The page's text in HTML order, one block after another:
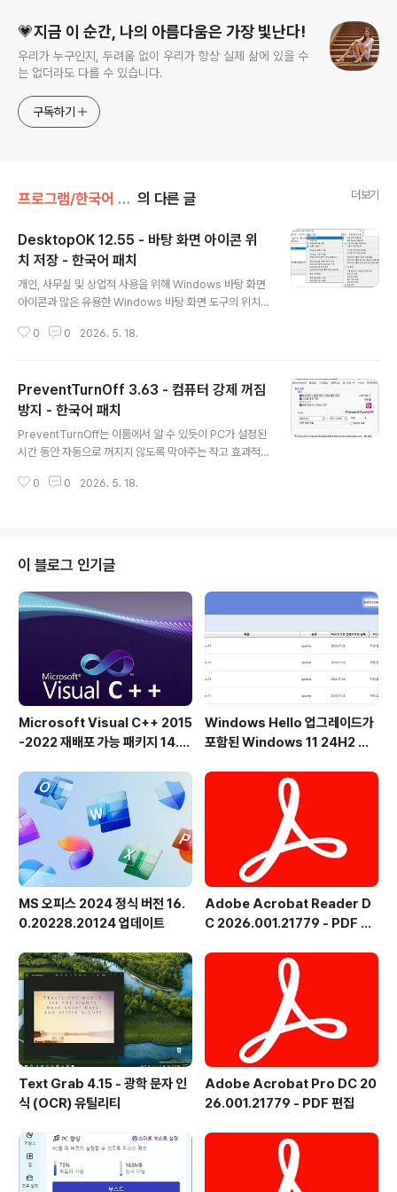
💗지금 이 순간, 나의 아름다움은 가장 빛난다!
우리가 누구인지, 두려움 없이 우리가 항상 실제 삶에 있을 수
는 없더라도 다를 수 있습니다.
구독하기
프로그램/한국어 패치 의 다른 글 더보기
DesktopOK 12.55 - 바탕 화면 아이콘 위
치 저장 - 한국어 패치
개인, 사무실 및 상업적 사용을 위해 Windows 바탕 화면
아이콘과 많은 유용한 Windows 바탕 화면 도구의 위치
자주 변경해야 하는 사용자에게 작지만 효과적인 솔루션입
ws 사용자에게도 좋습니다. 이름은 Desktop O.K입니
다. 아이콘 저장뿐만 아니라,이 프로그램은 모든 Window
s OS에서 일상적인 작업을 위한 다른 유용한 기능도 제공
합니다!DesktopOK의 주요 기능◆ 각 화면 해상도에 대
해 좋아하는 아이콘 위치를 저장합니다.◆ Windows 용
유용한 데스크톱 도구◆ 화면의 모든 창을 쉽게 최소화◆
0 0 2026. 5. 18.
PreventTurnOff 3.63 - 컴퓨터 강제 꺼짐
방지 - 한국어 패치
PreventTurnOff는 이름에서 알 수 있듯이 PC가 설정된
시간 동안 자동으로 꺼지지 않도록 막아주는 작고 효과적
스템"이 내장된 종료 타이머입니다. DontSleep 4.0 이전
드 간 전환에 문제가 있다고 지적했기 때문에 PreventTu
rnOff는 "멈춤 방지 시스템"의 장점과 몇 가지 추가 기능을
갖춘 간단한 종료 타이머로 개발되었습니다!PreventTur
nOff의 주요 기능:◆ PC와 모니터가 항상 켜져 있도록 유
지◆ 지정된 시간에 PC 종료◆ 전원 옵션 등에..
0 0 2026. 5. 18.
이 블로그 인기글
Microsoft Visual C++ 2015
-2022 재배포 가능 패키지 14.5
Windows Hello 업그레이드가
포함된 Windows 11 24H2 및
출시
MS 오피스 2024 정식 버전 16.
0.20228.20124 업데이트
Adobe Acrobat Reader D
C 2026.001.21779 - PDF 뷰
Text Grab 4.15 - 광학 문자 인
식 (OCR) 유틸리티
Adobe Acrobat Pro DC 20
26.001.21779 - PDF 편집